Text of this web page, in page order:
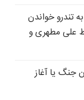
تندرو خواندن
علی مطهری و
جنگ یا آغاز